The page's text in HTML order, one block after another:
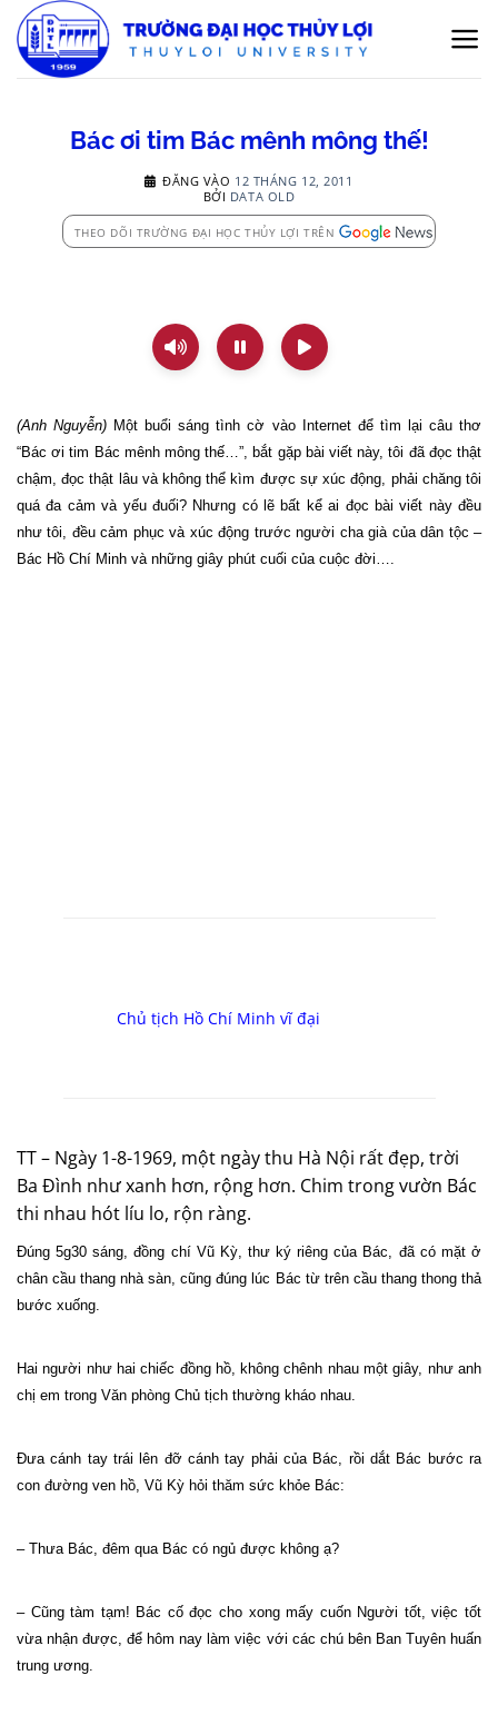
qua
nội
Bác ơi tim Bác mênh mông thế!
ĐĂNG VÀO 12 THÁNG 12, 2011
BỞI DATA OLD
THEO DÕI TRƯỜNG ĐẠI HỌC THỦY LỢI TRÊN
(Anh Nguyễn) Một buổi sáng tình cờ vào Internet để tìm lại câu thơ
“Bác ơi tim Bác mênh mông thế…”, bắt gặp bài viết này, tôi đã đọc thật
chậm, đọc thật lâu và không thể kìm được sự xúc động, phải chăng tôi
quá đa cảm và yếu đuối? Nhưng có lẽ bất kể ai đọc bài viết này đều
như tôi, đều cảm phục và xúc động trước người cha già của dân tộc –
Bác Hồ Chí Minh và những giây phút cuối của cuộc đời….
Chủ tịch Hồ Chí Minh vĩ đại
TT – Ngày 1-8-1969, một ngày thu Hà Nội rất đẹp, trời
Ba Đình như xanh hơn, rộng hơn. Chim trong vườn Bác
thi nhau hót líu lo, rộn ràng.
Đúng 5g30 sáng, đồng chí Vũ Kỳ, thư ký riêng của Bác, đã có mặt ở
chân cầu thang nhà sàn, cũng đúng lúc Bác từ trên cầu thang thong thả
bước xuống.
Hai người như hai chiếc đồng hồ, không chênh nhau một giây, như anh
chị em trong Văn phòng Chủ tịch thường kháo nhau.
Đưa cánh tay trái lên đỡ cánh tay phải của Bác, rồi dắt Bác bước ra
con đường ven hồ, Vũ Kỳ hỏi thăm sức khỏe Bác:
– Thưa Bác, đêm qua Bác có ngủ được không ạ?
– Cũng tàm tạm! Bác cố đọc cho xong mấy cuốn Người tốt, việc tốt
vừa nhận được, để hôm nay làm việc với các chú bên Ban Tuyên huấn
trung ương.